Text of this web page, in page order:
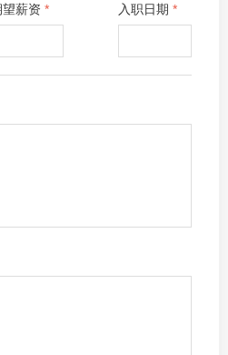
望薪资 * 入职日期 *